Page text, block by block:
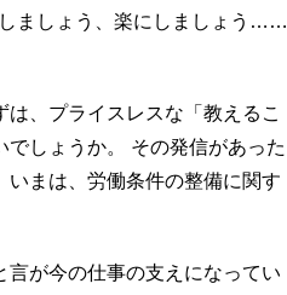
ましょう、楽にしましょう……
、プライスレスな「教えるこ
しょうか。 その発信があった
いまは、労働条件の整備に関す
が今の仕事の支えになってい